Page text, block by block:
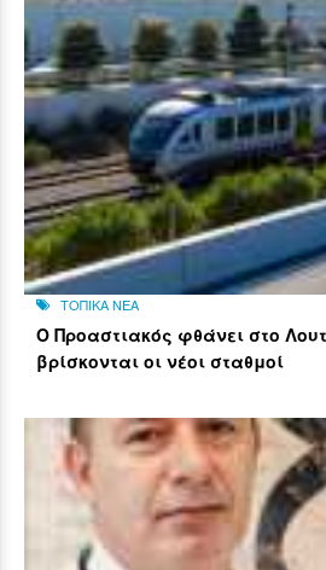
ΤΟΠΙΚΑ ΝΕΑ
Ο Προαστιακός φθάνει στο
βρίσκονται οι νέοι σταθμοί